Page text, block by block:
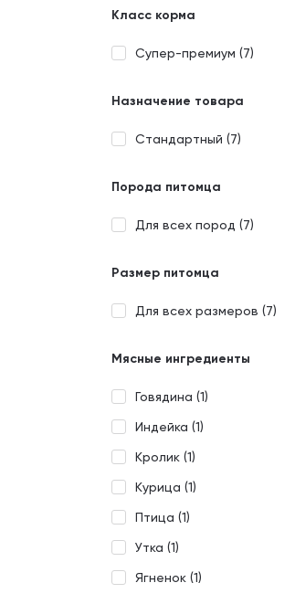
Класс корма
Супер-премиум (7)
Назначение товара
Стандартный (7)
Порода питомца
Для всех пород (7)
Размер питомца
Для всех размеров (7)
Мясные ингредиенты
Говядина (1)
Индейка (1)
Кролик (1)
Курица (1)
Птица (1)
Утка (1)
Ягненок (1)